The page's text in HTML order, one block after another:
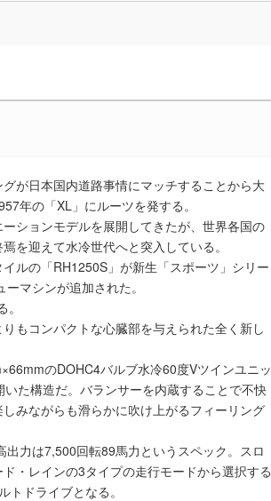
が日本国内道路事情にマッチすることから大
年の「XL」にルーツを発する。
ションモデルを展開してきたが、世界各国の
を迎えて水冷世代へと突入している。
ルの「RH1250S」が新生「スポーツ」シリー
マシンが追加された。
もコンパクトな心臓部を与えられた全く新し
のDOHC4バルブ水冷60度Vツインユニッ
た構造だ。バランサーを内蔵することで不快
みながらも滑らかに吹け上がるフィーリング
力は7,500回転89馬力というスペック。スロ
・レインの3タイプの走行モードから選択する
ドライブとなる。